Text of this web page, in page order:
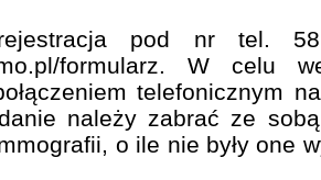
rejestracja pod nr tel.
formularz. W celu
telefonicznym
należy zabrać ze
o ile nie były one